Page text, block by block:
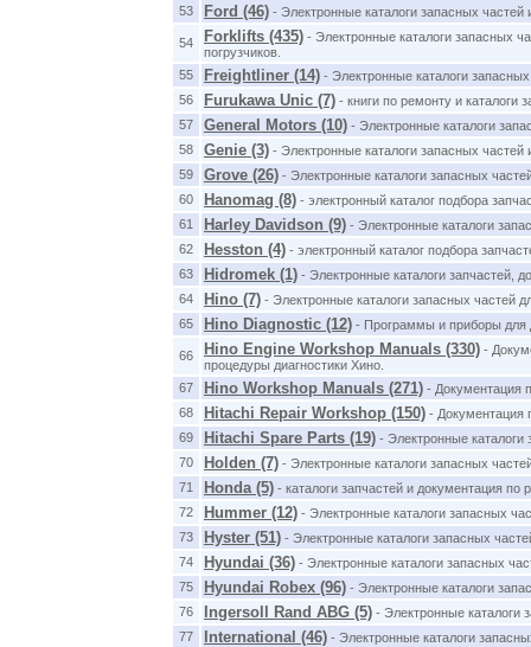
53
Ford (46) - Электронные каталоги запасных
54 Forklifts (435) - Электронные каталоги запасных
погрузчиков.
55
Freightliner (14) - Электронные каталоги
56
Furukawa Unic (7) - книги по ремонту и каталоги
57
General Motors (10) - Электронные каталоги
58
Genie (3) - Электронные каталоги запасных
59
Grove (26) - Электронные каталоги запасных
60
Hanomag (8) - электронный каталог подбора
61
Harley Davidson (9) - Электронные каталоги
62
Hesston (4) - электронный каталог подбора
63
Hidromek (1) - Электронные каталоги запчастей,
64
Hino (7) - Электронные каталоги запасных частей
65
Hino Diagnostic (12) - Программы и приборы для
66 Hino Engine Workshop Manuals (330) -
процедуры диагностики Хино.
67
Hino Workshop Manuals (271) - Документация
68
Hitachi Repair Workshop (150) - Документация
69
Hitachi Spare Parts (19) - Электронные каталоги
70
Holden (7) - Электронные каталоги запасных
71
Honda (5) - каталоги запчастей и документация по
72
Hummer (12) - Электронные каталоги запасных
73
Hyster (51) - Электронные каталоги запасных
74
Hyundai (36) - Электронные каталоги запасных
75
Hyundai Robex (96) - Электронные каталоги
76
Ingersoll Rand ABG (5) - Электронные каталоги
77
International (46) - Электронные каталоги